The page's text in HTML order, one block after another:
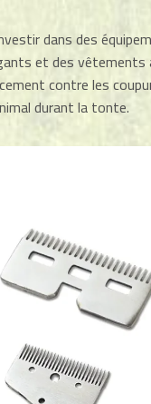
dans des
et des vêtements
contre les
durant la tonte.